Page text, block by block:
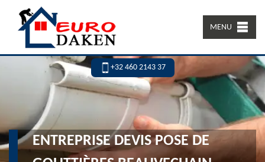
MENU
+32 460 2143 37
ENTREPRISE DEVIS POSE DE